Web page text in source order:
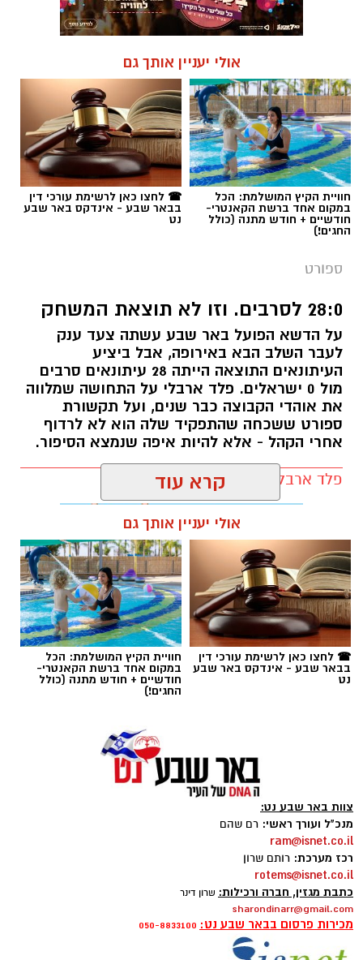
אולי יעניין אותך גם
חוויית הקיץ המושלמת: הכל
במקום אחד ברשת הקאנטרי-
חודשיים + חודש מתנה (כולל
החגים!)
☎ לחצו כאן לרשימת עורכי דין
בבאר שבע - אינדקס באר שבע
נט
ספורט
28:0 לסרבים. וזו לא תוצאת המשחק
על הדשא הפועל באר שבע עשתה צעד ענק
לעבר השלב הבא באירופה, אבל ביציע
העיתונאים התוצאה הייתה 28 עיתונאים סרבים
מול 0 ישראלים. פלד ארבלי על התחושה שמלווה
את אוהדי הקבוצה כבר שנים, ועל תקשורת
ספורט ששכחה שהתפקיד שלה הוא לא לרדוף
אחרי הקהל - אלא להיות איפה שנמצא הסיפור.
פלד ארבלי / 12:04 05.08.26
תגים:הפועל באר שבע
קרדיט: הפועל ''ויקטורי'' באר שבע
28:0. לא, זו לא התוצאה שבה הכוכב האדום בלגרד
הביסה את הפועל באר שבע. להפך. על הדשא
קרא עוד
אולי יעניין אותך גם
☎ לחצו כאן לרשימת עורכי דין
בבאר שבע - אינדקס באר שבע
נט
חוויית הקיץ המושלמת: הכל
במקום אחד ברשת הקאנטרי-
חודשיים + חודש מתנה (כולל
החגים!)
צוות באר שבע נט:
מנכ"ל ועורך ראשי: רם שהם
ram@isnet.co.il
רכז מערכת: רותם שרון
rotems@isnet.co.il
כתבת מגזין, חברה ורכילות: שרון דינר
sharondinarr@gmail.com
מכירות פרסום בבאר שבע נט: 050-8833100